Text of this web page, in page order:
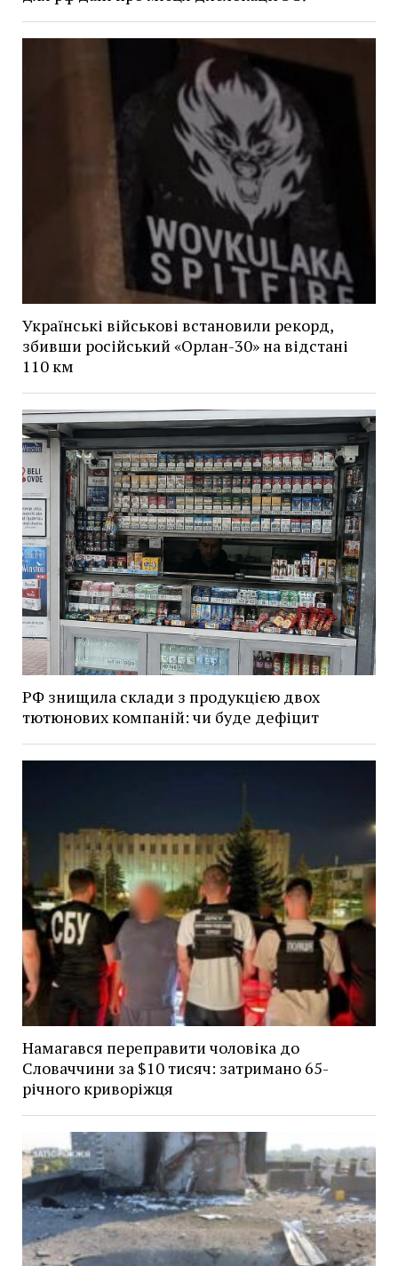
Українські військові встановили рекорд,
збивши російський «Орлан-30» на відстані
110 км
РФ знищила склади з продукцією двох
тютюнових компаній: чи буде дефіцит
Намагався переправити чоловіка до
Словаччини за $10 тисяч: затримано 65-
річного криворіжця